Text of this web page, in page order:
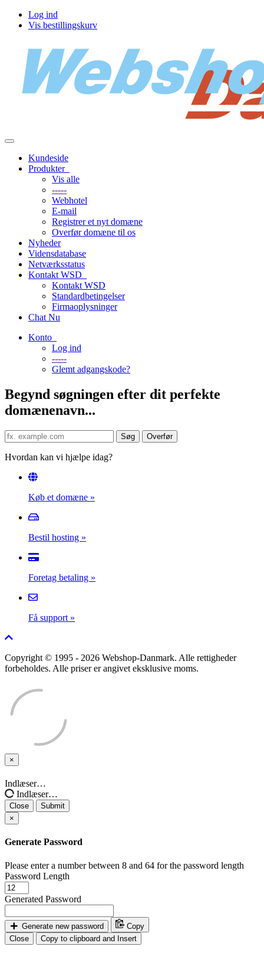
Log ind
Vis bestillingskurv
Toggle
navigationKundeside
Produkter
Vis alle
-----
Webhotel
E-mail
Registrer et nyt domæne
Overfør domæne til os
Nyheder
Vidensdatabase
Netværksstatus
Kontakt WSD
Kontakt WSD
Standardbetingelser
Firmaoplysninger
Chat Nu
Konto
Log ind
-----
Glemt adgangskode?
Begynd søgningen efter dit perfekte
domænenavn...
Hvordan kan vi hjælpe idag?
Køb et domæne »
Bestil hosting »
Foretag betaling »
Få support »
Copyright © 1995 - 2026 Webshop-Danmark. Alle rettigheder
forbeholdes. Alle priser er angivet eksklusive moms.
×
Close
Indlæser…
Indlæser…
Close
Submit
×
Generate Password
Please enter a number between 8 and 64 for the password length
Password Length
Generated Password
Generate new password
Copy
Close
Copy to clipboard and Insert